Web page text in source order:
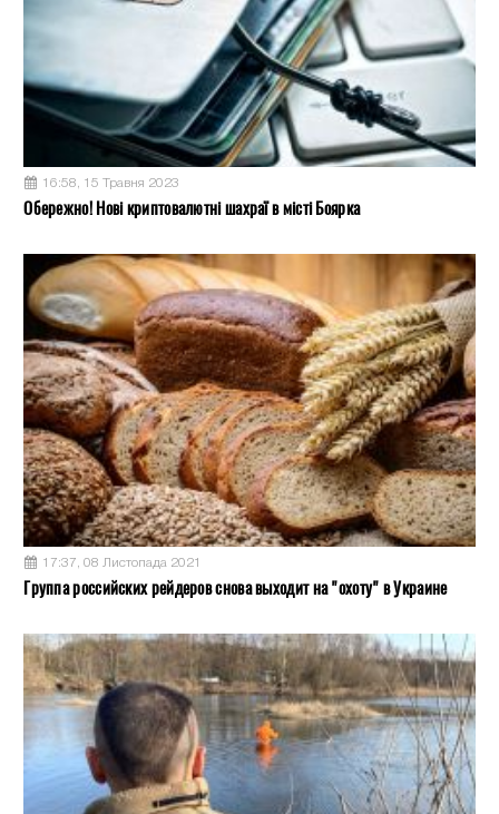
16:58, 15 Травня 2023
Обережно! Нові криптовалютні шахраї в місті Боярка
17:37, 08 Листопада 2021
Группа российских рейдеров снова выходит на "охоту" в Украине